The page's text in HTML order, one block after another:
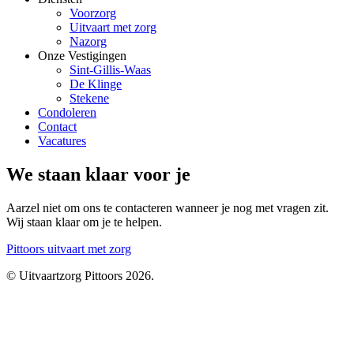
Voorzorg
Uitvaart met zorg
Nazorg
Onze Vestigingen
Sint-Gillis-Waas
De Klinge
Stekene
Condoleren
Contact
Vacatures
We staan klaar voor je
Aarzel niet om ons te contacteren wanneer je nog met vragen zit.
Wij staan klaar om je te helpen.
Pittoors uitvaart met zorg
© Uitvaartzorg Pittoors 2026.